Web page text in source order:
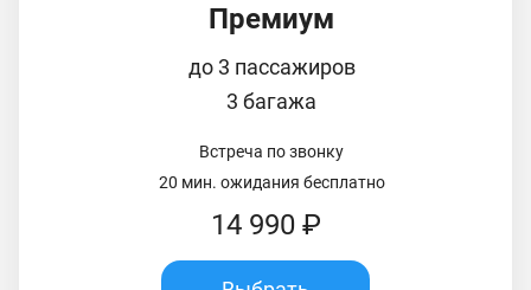
Премиум
до 3 пассажиров
3 багажа
Встреча по звонку
20 мин. ожидания бесплатно
14 990 ₽